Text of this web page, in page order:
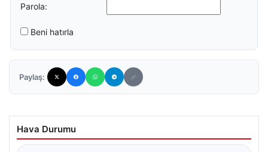
Parola:
Beni hatırla
Paylaş:
Hava Durumu